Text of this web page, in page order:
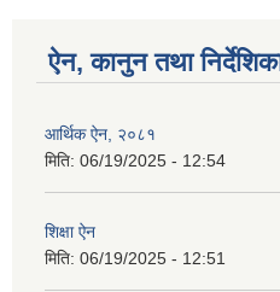
ऐन, कानुन तथा
आर्थिक ऐन, २०८१
मिति: 06/19/2025 - 12:54
शिक्षा ऐन
मिति: 06/19/2025 - 12:51